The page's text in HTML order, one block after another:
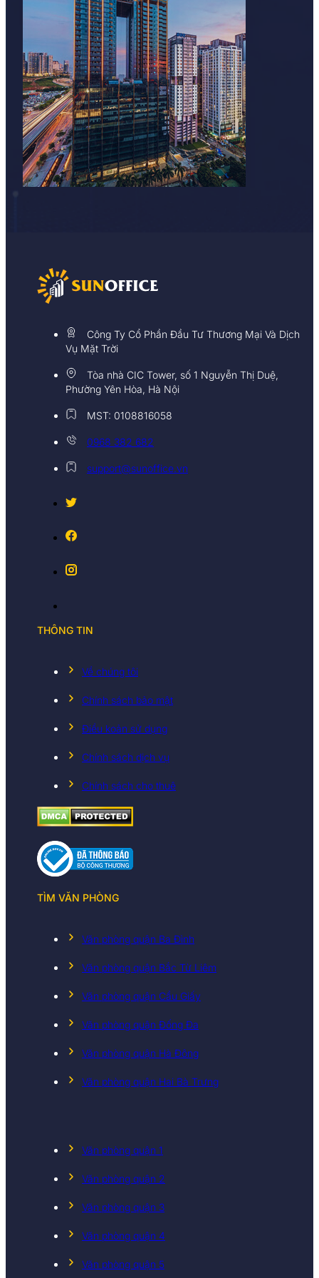
Công Ty Cổ Phần Đầu Tư Thương Mại Và Dịch
Vụ Mặt Trời
Tòa nhà CIC Tower, số 1 Nguyễn Thị Duệ,
Phường Yên Hòa, Hà Nội
MST: 0108816058
0968 382 682
support@sunoffice.vn
THÔNG TIN
Về chúng tôi
Chính sách bảo mật
Điều koản sử dụng
Chính sách dịch vụ
Chính sách cho thuê
TÌM VĂN PHÒNG
Văn phòng quận Ba Đình
Văn phòng quận Bắc Từ Liêm
Văn phòng quận Cầu Giấy
Văn phòng quận Đống Đa
Văn phòng quận Hà Đông
Văn phòng quận Hai Bà Trưng
Văn phòng quận 1
Văn phòng quận 2
Văn phòng quận 3
Văn phòng quận 4
Văn phòng quận 5